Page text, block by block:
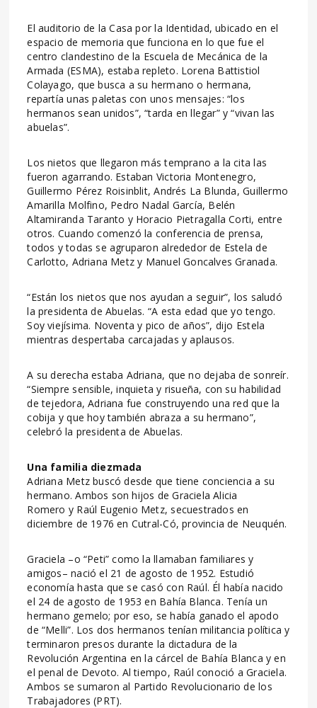
El auditorio de la Casa por la Identidad, ubicado en el
espacio de memoria que funciona en lo que fue el
centro clandestino de la Escuela de Mecánica de la
Armada (ESMA), estaba repleto. Lorena Battistiol
Colayago, que busca a su hermano o hermana,
repartía unas paletas con unos mensajes: “los
hermanos sean unidos”, “tarda en llegar” y “vivan las
abuelas”.
Los nietos que llegaron más temprano a la cita las
fueron agarrando. Estaban Victoria Montenegro,
Guillermo Pérez Roisinblit, Andrés La Blunda, Guillermo
Amarilla Molfino, Pedro Nadal García, Belén
Altamiranda Taranto y Horacio Pietragalla Corti, entre
otros. Cuando comenzó la conferencia de prensa,
todos y todas se agruparon alrededor de Estela de
Carlotto, Adriana Metz y Manuel Goncalves Granada.
“Están los nietos que nos ayudan a seguir”, los saludó
la presidenta de Abuelas. “A esta edad que yo tengo.
Soy viejísima. Noventa y pico de años”, dijo Estela
mientras despertaba carcajadas y aplausos.
A su derecha estaba Adriana, que no dejaba de sonreír.
“Siempre sensible, inquieta y risueña, con su habilidad
de tejedora, Adriana fue construyendo una red que la
cobija y que hoy también abraza a su hermano”,
celebró la presidenta de Abuelas.
Una familia diezmada
Adriana Metz buscó desde que tiene conciencia a su
hermano. Ambos son hijos de Graciela Alicia
Romero y Raúl Eugenio Metz, secuestrados en
diciembre de 1976 en Cutral-Có, provincia de Neuquén.
Graciela –o “Peti” como la llamaban familiares y
amigos– nació el 21 de agosto de 1952. Estudió
economía hasta que se casó con Raúl. Él había nacido
el 24 de agosto de 1953 en Bahía Blanca. Tenía un
hermano gemelo; por eso, se había ganado el apodo
de “Melli”. Los dos hermanos tenían militancia política y
terminaron presos durante la dictadura de la
Revolución Argentina en la cárcel de Bahía Blanca y en
el penal de Devoto. Al tiempo, Raúl conoció a Graciela.
Ambos se sumaron al Partido Revolucionario de los
Trabajadores (PRT).